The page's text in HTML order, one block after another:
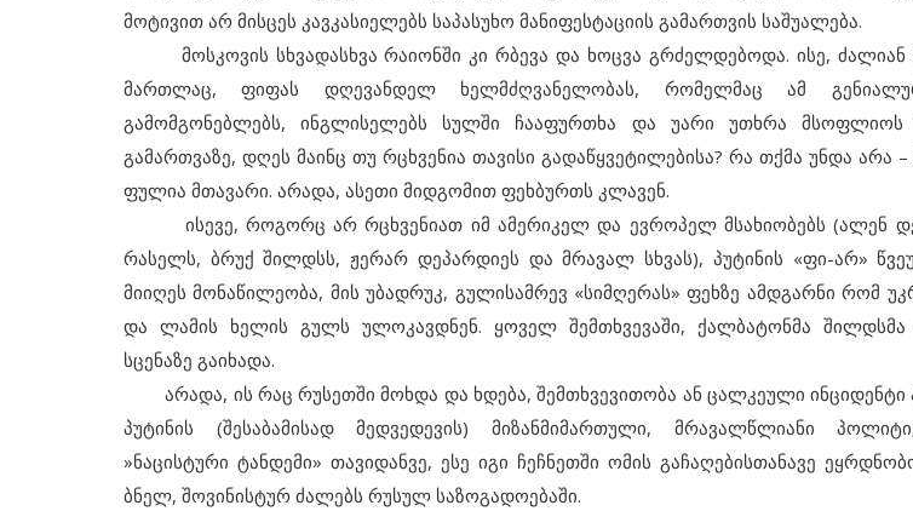
მოტივით არ მისცეს კავკასიელებს საპასუხო მანიფესტაციის გამართვის საშუალება.
მოსკოვის სხვადასხვა რაიონში კი რბევა და ხოცვა გრძელდებოდა. ისე, ძალიან
მართლაც, ფიფას დღევანდელ ხელმძღვანელობას, რომელმაც ამ
გამომგონებლებს, ინგლისელებს სულში ჩააფურთხა და უარი უთხრა მსოფლიოს
გამართვაზე, დღეს მაინც თუ რცხვენია თავისი გადაწყვეტილებისა? რა თქმა უნდა არა
ფულია მთავარი. არადა, ასეთი მიდგომით ფეხბურთს კლავენ.
ისევე, როგორც არ რცხვენიათ იმ ამერიკელ და ევროპელ მსახიობებს (ალენ
რასელს, ბრუქ შილდსს, ჟერარ დეპარდიეს და მრავალ სხვას), პუტინის «ფი-არ»
მიიღეს მონაწილეობა, მის უბადრუკ, გულისამრევ «სიმღერას» ფეხზე ამდგარნი რომ
და ლამის ხელის გულს ულოკავდნენ. ყოველ შემთხვევაში, ქალბატონმა შილდსმა
სცენაზე გაიხადა.
არადა, ის რაც რუსეთში მოხდა და ხდება, შემთხვევითობა ან ცალკეული ინციდენტი
პუტინის (შესაბამისად მედვედევის) მიზანმიმართული, მრავალწლიანი
»ნაცისტური ტანდემი» თავიდანვე, ესე იგი ჩეჩნეთში ომის გაჩაღებისთანავე
ბნელ, შოვინისტურ ძალებს რუსულ საზოგადოებაში.